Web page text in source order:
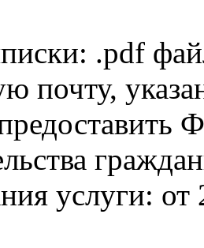
.pdf
почту,
услуги: от